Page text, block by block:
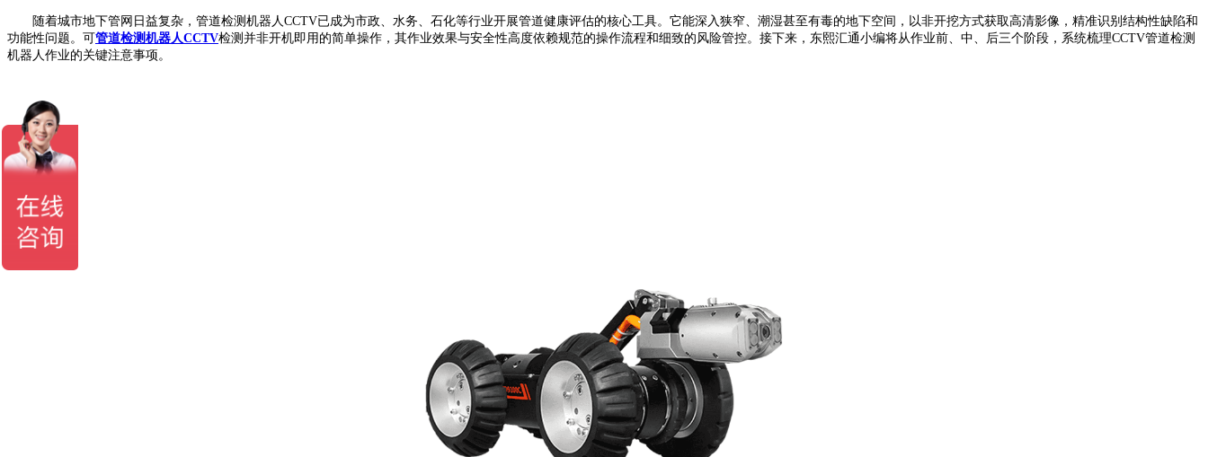
随着城市地下管网日益复杂，管道检测机器人CCTV已成为市政、水务、石化等行业开展管道健康评估的核心工具。它能深入狭窄、潮湿甚至有毒的地下空间，以非开挖方式获取高清影像，精准识别结构性缺陷和
功能性问题。可管道检测机器人CCTV检测并非开机即用的简单操作，其作业效果与安全性高度依赖规范的操作流程和细致的风险管控。接下来，东熙汇通小编将从作业前、中、后三个阶段，系统梳理CCTV管道检测
机器人作业的关键注意事项。